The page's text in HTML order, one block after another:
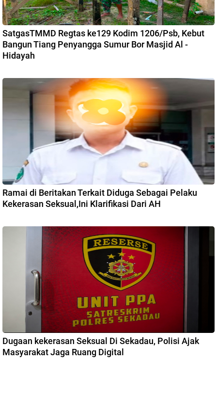
SatgasTMMD Regtas ke129 Kodim 1206/Psb, Kebut
Bangun Tiang Penyangga Sumur Bor Masjid Al -
Hidayah
Ramai di Beritakan Terkait Diduga Sebagai Pelaku
Kekerasan Seksual,Ini Klarifikasi Dari AH
Dugaan kekerasan Seksual Di Sekadau, Polisi Ajak
Masyarakat Jaga Ruang Digital